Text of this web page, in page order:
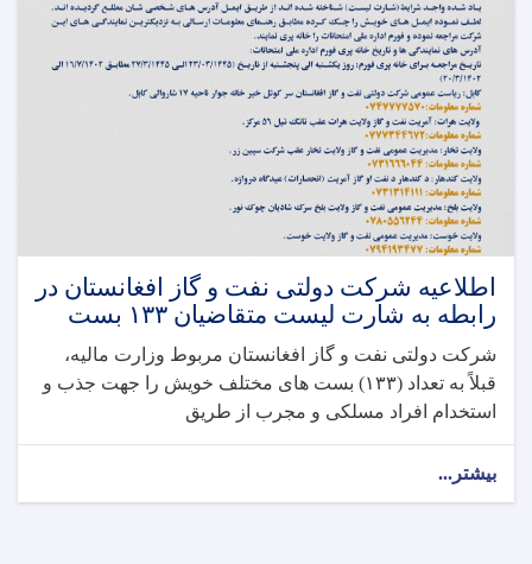
اطلاعیه شرکت دولتی نفت و گاز افغانستان در
رابطه به شارت لیست متقاضیان ۱۳۳ بست
شرکت دولتی نفت و گاز افغانستان مربوط وزارت مالیه،
قبلاً به تعداد (۱۳۳) بست های مختلف خویش را جهت جذب و
استخدام افراد مسلکی و مجرب از طریق
بیشتر...